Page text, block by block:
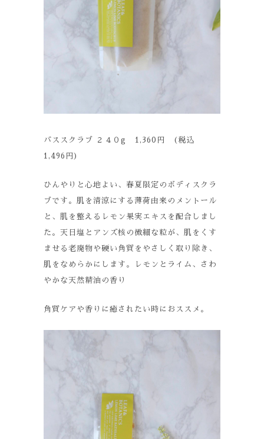
バススクラブ ２４０g 1,360円 (税込
1,496円)
ひんやりと心地よい、春夏限定のボディスクラ
ブです。肌を清涼にする薄荷由来のメントール
と、肌を整えるレモン果実エキスを配合しまし
た。天日塩とアンズ核の微細な粒が、肌をくす
ませる老廃物や硬い角質をやさしく取り除き、
肌をなめらかにします。レモンとライム、さわ
やかな天然精油の香り
角質ケアや香りに癒されたい時におススメ。